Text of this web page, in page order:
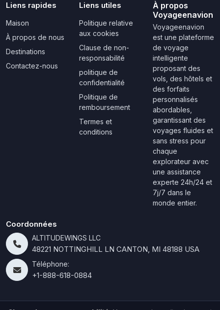
Liens rapides
Maison
À propos de nous
Destinations
Contactez-nous
Liens utiles
Politique relative
aux cookies
Clause de non-
responsabilité
politique de
confidentialité
Politique de
remboursement
Termes et
conditions
À propos
Voyageenavion
Voyageenavion
est une plateforme
de voyage
intelligente
proposant des
vols, des hôtels et
des forfaits
personnalisés
abordables,
garantissant des
voyages fluides et
sans stress pour
chaque
explorateur avec
une assistance
experte 24h/24 et
7j/7 dans le
monde entier.
Coordonnées
ALTITUDEWINGS LLC
48221 NOTTINGHILL LN CANTON, MI 48188 USA
Téléphone:
+1-888-618-0884